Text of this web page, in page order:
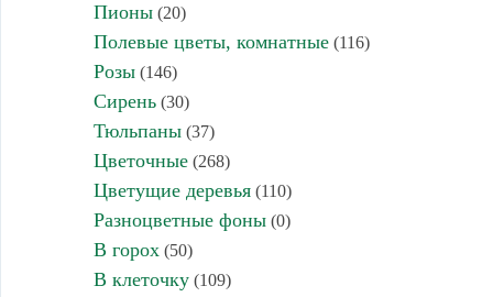
Пионы(20)
Полевые цветы, комнатные(116)
Розы(146)
Сирень(30)
Тюльпаны(37)
Цветочные(268)
Цветущие деревья(110)
Разноцветные фоны(0)
В горох(50)
В клеточку(109)